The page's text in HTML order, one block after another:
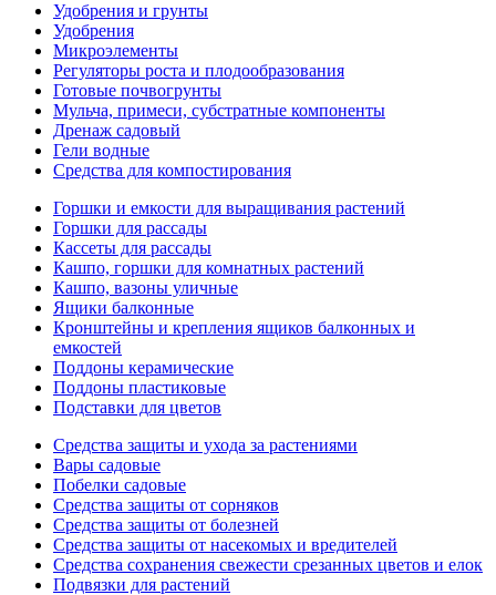
Удобрения и грунты
Удобрения
Микроэлементы
Регуляторы роста и плодообразования
Готовые почвогрунты
Мульча, примеси, субстратные компоненты
Дренаж садовый
Гели водные
Средства для компостирования
Горшки и емкости для выращивания растений
Горшки для рассады
Кассеты для рассады
Кашпо, горшки для комнатных растений
Кашпо, вазоны уличные
Ящики балконные
Кронштейны и крепления ящиков балконных и
емкостей
Поддоны керамические
Поддоны пластиковые
Подставки для цветов
Средства защиты и ухода за растениями
Вары садовые
Побелки садовые
Средства защиты от сорняков
Средства защиты от болезней
Средства защиты от насекомых и вредителей
Средства сохранения свежести срезанных цветов и елок
Подвязки для растений